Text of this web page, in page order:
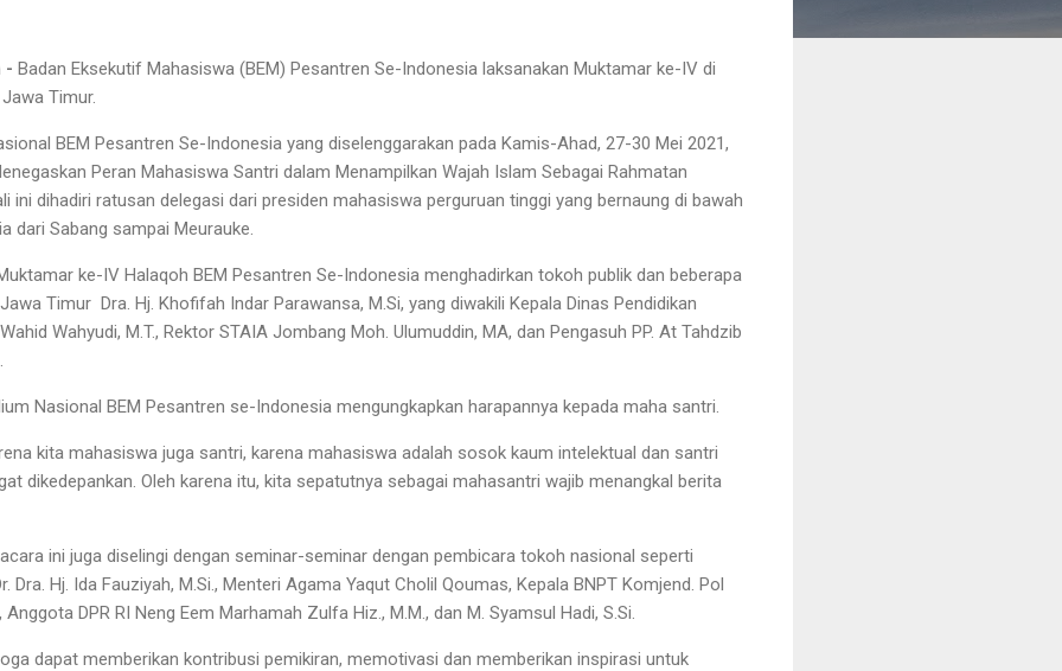
- Badan Eksekutif Mahasiswa (BEM) Pesantren Se-Indonesia laksanakan Muktamar ke-IV di
Timur.
BEM Pesantren Se-Indonesia yang diselenggarakan pada Kamis-Ahad, 27-30 Mei 2021,
Peran Mahasiswa Santri dalam Menampilkan Wajah Islam Sebagai Rahmatan
ini dihadiri ratusan delegasi dari presiden mahasiswa perguruan tinggi yang bernaung di bawah
dari Sabang sampai Meurauke.
ke-IV Halaqoh BEM Pesantren Se-Indonesia menghadirkan tokoh publik dan beberapa
Timur Dra. Hj. Khofifah Indar Parawansa, M.Si, yang diwakili Kepala Dinas Pendidikan
Wahyudi, M.T., Rektor STAIA Jombang Moh. Ulumuddin, MA, dan Pengasuh PP. At Tahdzib
Nasional BEM Pesantren se-Indonesia mengungkapkan harapannya kepada maha santri.
kita mahasiswa juga santri, karena mahasiswa adalah sosok kaum intelektual dan santri
dikedepankan. Oleh karena itu, kita sepatutnya sebagai mahasantri wajib menangkal berita
ini juga diselingi dengan seminar-seminar dengan pembicara tokoh nasional seperti
Dra. Hj. Ida Fauziyah, M.Si., Menteri Agama Yaqut Cholil Qoumas, Kepala BNPT Komjend. Pol
Anggota DPR RI Neng Eem Marhamah Zulfa Hiz., M.M., dan M. Syamsul Hadi, S.Si.
dapat memberikan kontribusi pemikiran, memotivasi dan memberikan inspirasi untuk